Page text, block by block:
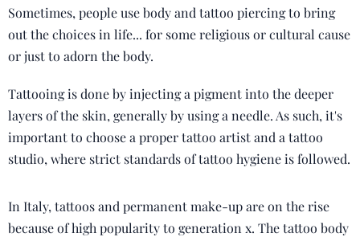
Sometimes, people use body and tattoo piercing to bring
out the choices in life... for some religious or cultural cause
or just to adorn the body.
Tattooing is done by injecting a pigment into the deeper
layers of the skin, generally by using a needle. As such, it's
important to choose a proper tattoo artist and a tattoo
studio, where strict standards of tattoo hygiene is followed.
In Italy, tattoos and permanent make-up are on the rise
because of high popularity to generation x. The tattoo body